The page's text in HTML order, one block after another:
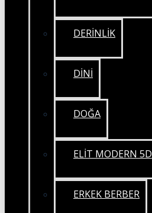
DERİNLİK
DİNİ
DOĞA
ELİT MODERN 5D
ERKEK BERBER